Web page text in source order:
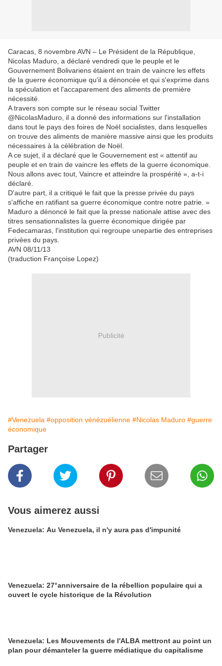
Caracas, 8 novembre AVN – Le Président de la République,
Nicolas Maduro, a déclaré vendredi que le peuple et le
Gouvernement Bolivariens étaient en train de vaincre les effets
de la guerre économique qu'il a dénoncée et qui s'exprime dans
la spéculation et l'accaparement des aliments de première
nécessité.
A travers son compte sur le réseau social Twitter
@NicolasMaduro, il a donné des informations sur l'installation
dans tout le pays des foires de Noël socialistes, dans lesquelles
on trouve des aliments de manière massive ainsi que les produits
nécessaires à la célébration de Noël.
A ce sujet, il a déclaré que le Gouvernement est « attentif au
peuple et en train de vaincre les effets de la guerre économique.
Nous allons avec tout, Vaincre et atteindre la prospérité », a-t-i
déclaré.
D'autre part, il a critiqué le fait que la presse privée du pays
s'affiche en ratifiant sa guerre économique contre notre patrie. »
Maduro a dénoncé le fait que la presse nationale attise avec des
titres sensationnalistes la guerre économique dirigée par
Fedecamaras, l'institution qui regroupe unepartie des entreprises
privées du pays.
AVN 08/11/13
(traduction Françoise Lopez)
Publicité
#Venezuela #opposition vénézuélienne #Nicolas Maduro #guerre
économique
Partager
Vous aimerez aussi
Venezuela: Au Venezuela, il n'y aura pas d'impunité
Venezuela: 27°anniversaire de la rébellion populaire qui a
ouvert le cycle historique de la Révolution
Venezuela: Les Mouvements de l'ALBA mettront au point un
plan pour démanteler la guerre médiatique du capitalisme